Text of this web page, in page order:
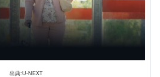
出典:U-NEXT